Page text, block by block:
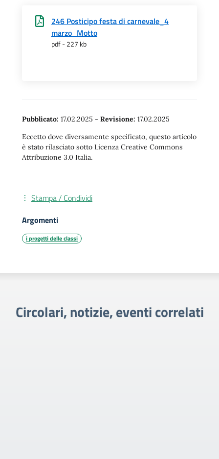
246 Posticipo festa di carnevale_4
marzo_Motto
pdf - 227 kb
Pubblicato: 17.02.2025 - Revisione: 17.02.2025
Eccetto dove diversamente specificato, questo articolo
è stato rilasciato sotto Licenza Creative Commons
Attribuzione 3.0 Italia.
Stampa / Condividi
Argomenti
i progetti delle classi
Circolari, notizie, eventi correlati